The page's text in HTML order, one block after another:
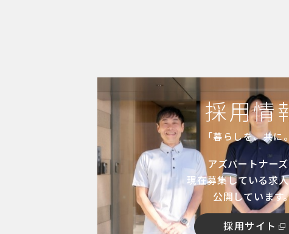
採用情
「暮らしを、共に
アズパートナー
現在募集している求
公開しています
採用サイト